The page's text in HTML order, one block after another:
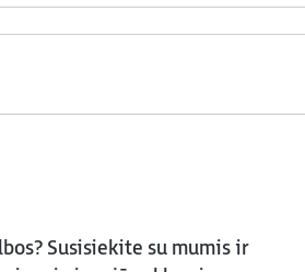
Susisiekite su mumis ir